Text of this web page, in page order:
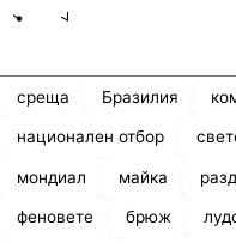
среща Бразилия
национален отбор
мондиал майка
феновете брюж